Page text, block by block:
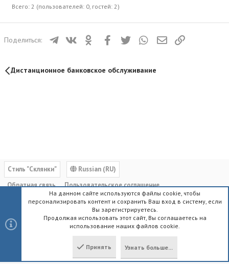
Всего: 2 (пользователей: 0, гостей: 2)
Поделиться: ТелеграмВКонтактеОдноклассники
FacebookTwitter WhatsAppЭлектронная почта
Дистанционное банковское обслуживание
Cтиль "Склянки"
Russian (RU)
Обратная связь
Пользовательское соглашение
Политика конфиденциальности
Помощь Главная
R
S
Community platform by XenForo® © 2010-2023 XenForo Ltd.
XenForo.Info
На данном сайте используются файлы cookie, чтобы
персонализировать контент и сохранить Ваш вход в систему, если
Вы зарегистрируетесь.
Продолжая использовать этот сайт, Вы соглашаетесь на
использование наших файлов cookie.
Принять Узнать больше...